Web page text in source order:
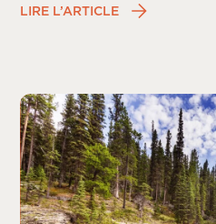
LIRE L’ARTICLE